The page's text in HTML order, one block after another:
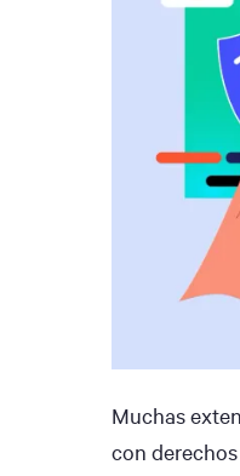
Muchas
con